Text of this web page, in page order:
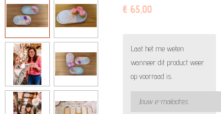
€ 65,00
Laat het me weten
wanneer dit product weer
op voorraad is.